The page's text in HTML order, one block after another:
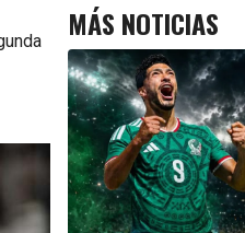
MÁS NOTICIAS